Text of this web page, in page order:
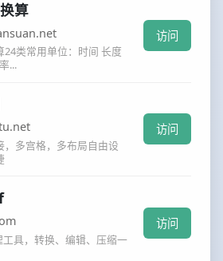
算
24类常用单位：时间 长度
...
访问
，多宫格，多布局自由设
访问
工具，转换、编辑、压缩一
访问